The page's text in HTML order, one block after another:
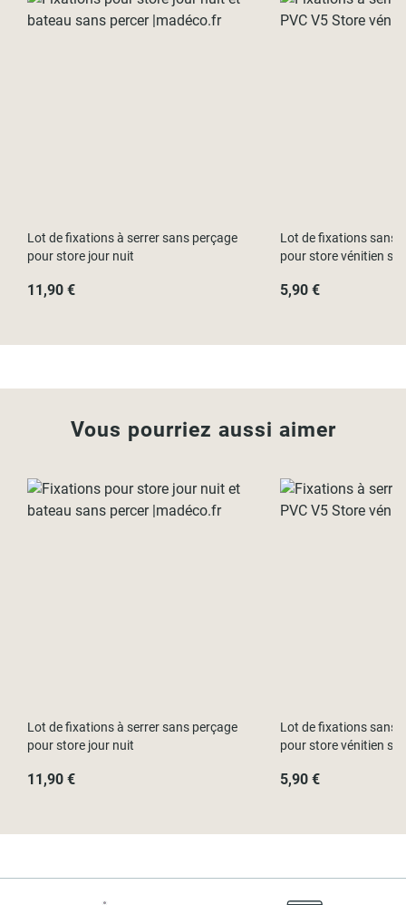
Lot de fixations à serrer sans perçage
pour store jour nuit
11,90 €
Lot de fixations sans
pour store vénitien
5,90 €
Vous pourriez aussi aimer
Lot de fixations à serrer sans perçage
pour store jour nuit
11,90 €
Lot de fixations sans
pour store vénitien
5,90 €